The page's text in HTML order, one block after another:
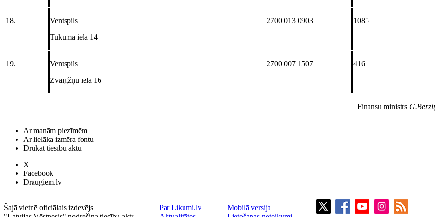
18.
Ventspils
Tukuma iela 14
2700 013 0903 1085
19.
Ventspils
Zvaigžņu iela 16
2700 007 1507 416
Finansu ministrs
Ar manām piezīmēm
Ar lielāka izmēra fontu
Drukāt tiesību aktu
X
Facebook
Draugiem.lv
Šajā vietnē oficiālais izdevējs
Par Likumi.lv
Mobilā versija